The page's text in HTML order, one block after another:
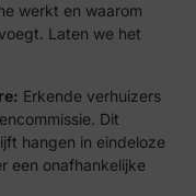
werkt en waarom
Laten we het
Erkende verhuizers
Dit
hangen in eindeloze
een onafhankelijke